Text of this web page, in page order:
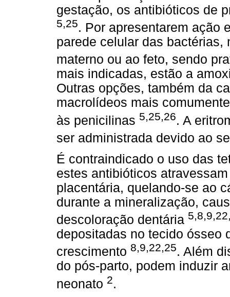
gestação, os antibióticos de
5,25. Por apresentarem ação
parede celular das bactérias,
materno ou ao feto, sendo
mais indicadas, estão a
Outras opções, também da
macrolídeos mais
às penicilinas 5,25,26. A
ser administrada devido ao
É contraindicado o uso das
estes antibióticos
placentária, quelando-se ao
durante a mineralização,
descoloração dentária
depositadas no tecido ósseo
crescimento 8,9,22,25. Além
do pós-parto, podem induzir
neonato 2.